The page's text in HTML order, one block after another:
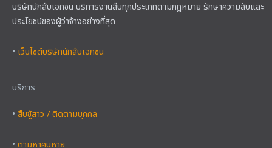
บริษัทนักสืบเอกชน บริการงานสืบทุกประเภทตามกฎหมาย รักษาความลับและ
ประโยชน์ของผู้ว่าจ้างอย่างที่สุด
• เว็บไซต์บริษัทนักสืบเอกชน
บริการ
• สืบชู้สาว / ติดตามบุคคล
• ตามหาคนหาย